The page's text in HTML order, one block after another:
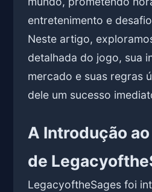
entretenimento e
Neste artigo,
detalhada do jogo, sua
mercado e suas regras
dele um sucesso
A Introdução
de
LegacyoftheSages foi